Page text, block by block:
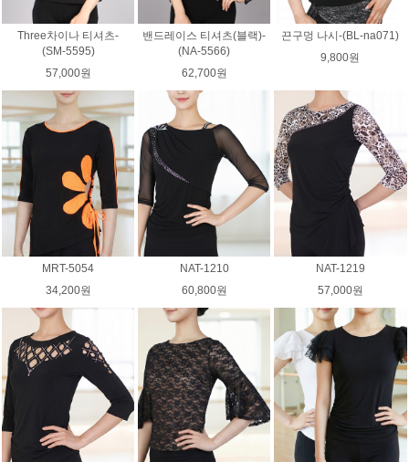
Three차이나 티셔츠-
(SM-5595)
57,000원
밴드레이스 티셔츠(블랙)-
(NA-5566)
62,700원
끈구멍 나시-(BL-na071)
9,800원
MRT-5054
34,200원
NAT-1210
60,800원
NAT-1219
57,000원